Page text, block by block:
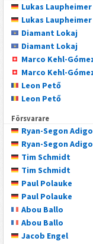
Lukas Laupheimer
Lukas Laupheimer
Diamant Lokaj
Diamant Lokaj
Marco Kehl-
Marco Kehl-
Leon Pető
Leon Pető
Försvarare
Ryan-Segon Adigo
Ryan-Segon Adigo
Tim Schmidt
Tim Schmidt
Paul Polauke
Paul Polauke
Abou Ballo
Abou Ballo
Jacob Engel